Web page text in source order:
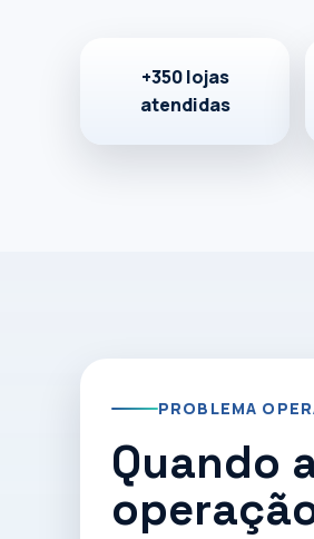
preparada para replicar
Planejar minha
+350 lojas
atendidas
PROBLEMA
Quando